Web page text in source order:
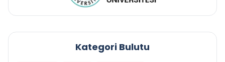
Kategori Bulutu